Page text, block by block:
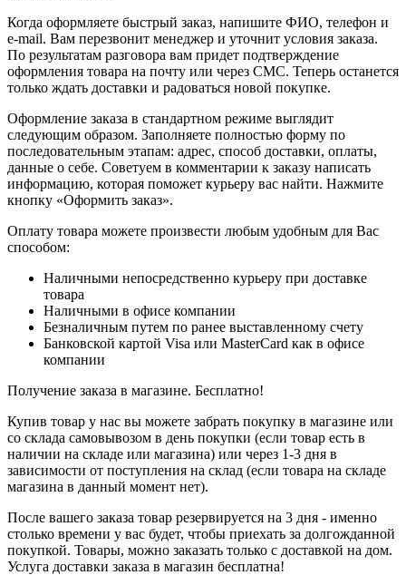
Когда оформляете быстрый заказ, напишите ФИО, телефон и
e-mail. Вам перезвонит менеджер и уточнит условия заказа.
По результатам разговора вам придет подтверждение
оформления товара на почту или через СМС. Теперь останется
только ждать доставки и радоваться новой покупке.
Оформление заказа в стандартном режиме выглядит
следующим образом. Заполняете полностью форму по
последовательным этапам: адрес, способ доставки, оплаты,
данные о себе. Советуем в комментарии к заказу написать
информацию, которая поможет курьеру вас найти. Нажмите
кнопку «Оформить заказ».
Оплату товара можете произвести любым удобным для Вас
способом:
Наличными непосредственно курьеру при доставке
товара
Наличными в офисе компании
Безналичным путем по ранее выставленному счету
Банковской картой Visa или MasterCard как в офисе
компании
Получение заказа в магазине. Бесплатно!
Купив товар у нас вы можете забрать покупку в магазине или
со склада самовывозом в день покупки (если товар есть в
наличии на складе или магазина) или через 1-3 дня в
зависимости от поступления на склад (если товара на складе
магазина в данный момент нет).
После вашего заказа товар резервируется на 3 дня - именно
столько времени у вас будет, чтобы приехать за долгожданной
покупкой. Товары, можно заказать только с доставкой на дом.
Услуга доставки заказа в магазин бесплатна!